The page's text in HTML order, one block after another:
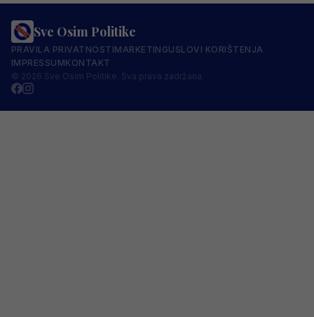
Sve Osim Politike
PRAVILA PRIVATNOSTIMARKETINGUSLOVI KORIŠTENJA
IMPRESSUMKONTAKT
© 2026 Sve Osim Politike. Sva prava zadržana.